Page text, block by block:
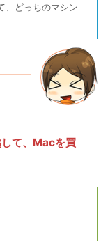
、どっちのマシン
て、Macを買